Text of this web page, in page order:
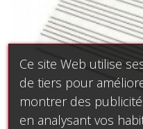
Ce site Web utilise
de tiers pour
montrer des
en analysant vos